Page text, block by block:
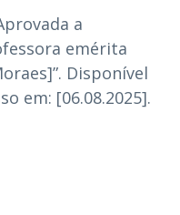
a
emérita
Disponível
em: [06.08.2025].